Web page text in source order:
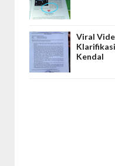
Viral
Kendal